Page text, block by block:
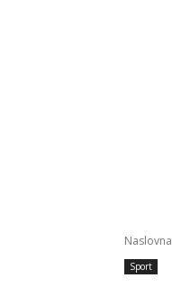
Naslovna
Sport